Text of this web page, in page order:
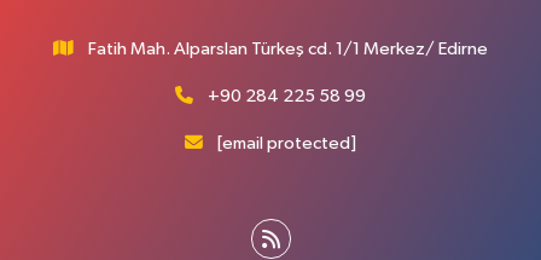
Fatih Mah. Alparslan Türkeş cd. 1/1 Merkez/ Edirne
+90 284 225 58 99
[email protected]